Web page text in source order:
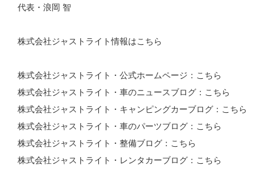
代表・浪岡 智
株式会社ジャストライト情報はこちら
株式会社ジャストライト・公式ホームページ： こちら
株式会社ジャストライト・車のニュースブログ： こちら
株式会社ジャストライト・キャンピングカーブログ： こちら
株式会社ジャストライト・車のパーツブログ： こちら
株式会社ジャストライト・整備ブログ： こちら
株式会社ジャストライト・レンタカーブログ： こちら